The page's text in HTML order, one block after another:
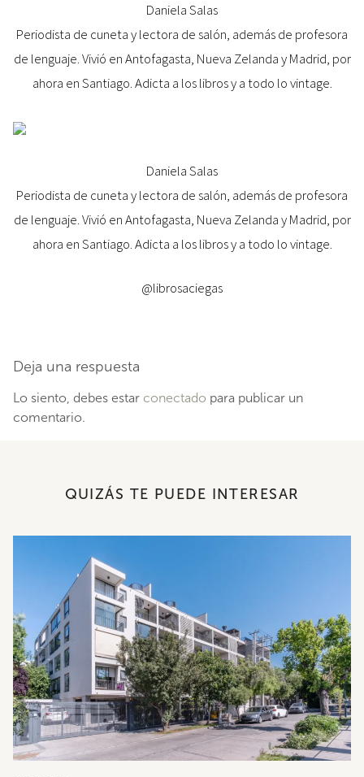
Daniela Salas
Periodista de cuneta y lectora de salón, además de profesora
de lenguaje. Vivió en Antofagasta, Nueva Zelanda y Madrid, por
ahora en Santiago. Adicta a los libros y a todo lo vintage.
Daniela Salas
Periodista de cuneta y lectora de salón, además de profesora
de lenguaje. Vivió en Antofagasta, Nueva Zelanda y Madrid, por
ahora en Santiago. Adicta a los libros y a todo lo vintage.
@librosaciegas
Deja una respuesta
Lo siento, debes estar conectado para publicar un
comentario.
QUIZÁS TE PUEDE INTERESAR